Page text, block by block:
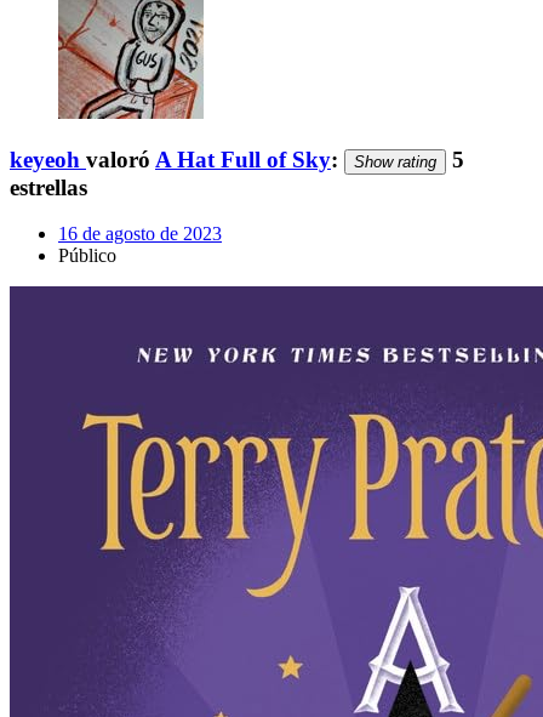
keyeoh valoró A Hat Full of Sky: Show rating
5
estrellas
16 de agosto de 2023
Público